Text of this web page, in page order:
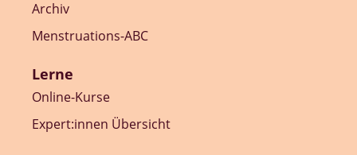
Archiv
Menstruations-ABC
Lerne
Online-Kurse
Expert:innen Übersicht